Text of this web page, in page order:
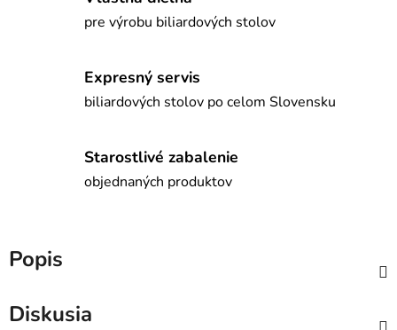
pre výrobu biliardových stolov
Expresný servis
biliardových stolov po celom Slovensku
Starostlivé zabalenie
objednaných produktov
Popis
Diskusia